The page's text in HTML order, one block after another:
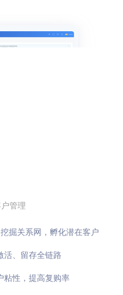
管理
掘关系网，孵化潜在客户
活、留存全链路
粘性，提高复购率